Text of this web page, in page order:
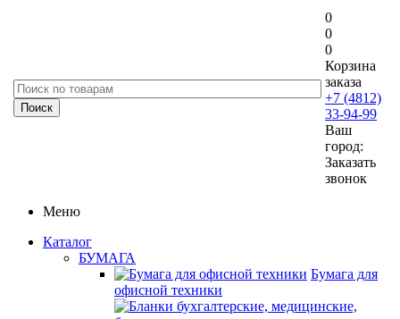
0
0
0
Корзина
заказа
+7 (4812)
33-94-99
Ваш
город:
Заказать
звонок
Меню
Каталог
БУМАГА
Бумага для
офисной техники